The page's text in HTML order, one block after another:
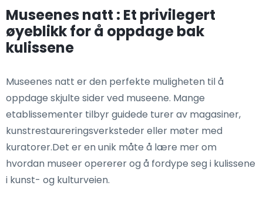
Museenes natt : Et privilegert
øyeblikk for å oppdage bak
kulissene
Museenes natt er den perfekte muligheten til å
oppdage skjulte sider ved museene. Mange
etablissementer tilbyr guidede turer av magasiner,
kunstrestaureringsverksteder eller møter med
kuratorer.Det er en unik måte å lære mer om
hvordan museer opererer og å fordype seg i kulissene
i kunst- og kulturveien.